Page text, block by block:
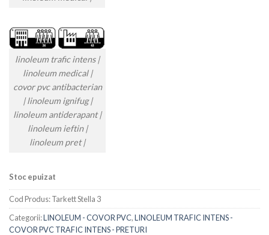
linoleum trafic intens |
linoleum medical |
covor pvc antibacterian
| linoleum ignifug |
linoleum antiderapant |
linoleum ieftin |
linoleum pret |
Stoc epuizat
Cod Produs:Tarkett Stella 3
Categorii:LINOLEUM - COVOR PVC,LINOLEUM TRAFIC INTENS -
COVOR PVC TRAFIC INTENS - PRETURI